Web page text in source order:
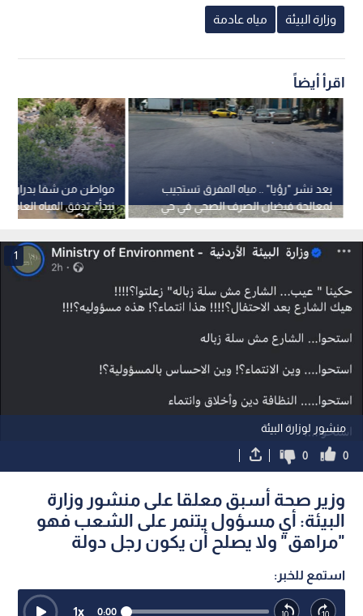
وزارة البيئة مياه عادمة
اقرأ أيضاً
مواطن من شفا بدران
نبدأ": تدفق المياه
السيل يهدد 9
عامين-فيديو
بعد نشر "رؤيا" .. مياه المفرق تستجيب
لمعالجة فيضان الصرف الصحي في حي
منشور لوزارة البيئة
1
0
0
وزير صحة أسبق معلقا على منشور وزارة
البيئة: أي مسؤول يتنمر على الشعب فهو
"مراهق" ولا يصلح أن يكون رجل دولة
استمع للخبر:
0:00
1x